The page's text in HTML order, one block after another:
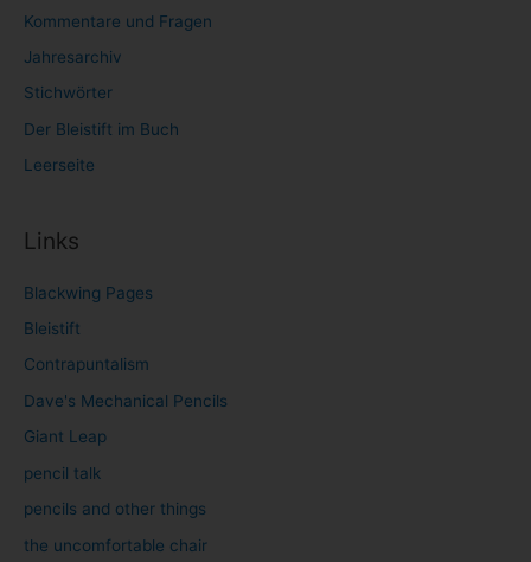
Kommentare und Fragen
Jahresarchiv
Stichwörter
Der Bleistift im Buch
Leerseite
Links
Blackwing Pages
Bleistift
Contrapuntalism
Dave's Mechanical Pencils
Giant Leap
pencil talk
pencils and other things
the uncomfortable chair